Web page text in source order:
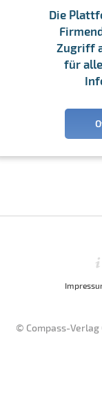
Die
Zugriff
für
© Compass-Verlag